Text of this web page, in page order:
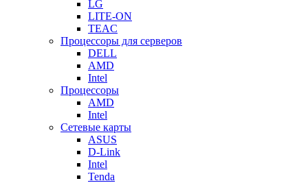
LG
LITE-ON
TEAC
Процессоры для серверов
DELL
AMD
Intel
Процессоры
AMD
Intel
Сетевые карты
ASUS
D-Link
Intel
Tenda